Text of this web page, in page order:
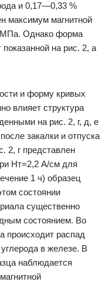
и 0,17—0,33 %
максимум магнитной
МПа. Однако форма
на рис. 2, а
и форму кривых
влияет структура
на рис. 2, г, д, е
закалки и отпуска
2, г представлен
Нт=2,2 А/см для
1 ч) образец
состоянии
существенно
состоянием. Во
происходит распад
в железе. В
наблюдается